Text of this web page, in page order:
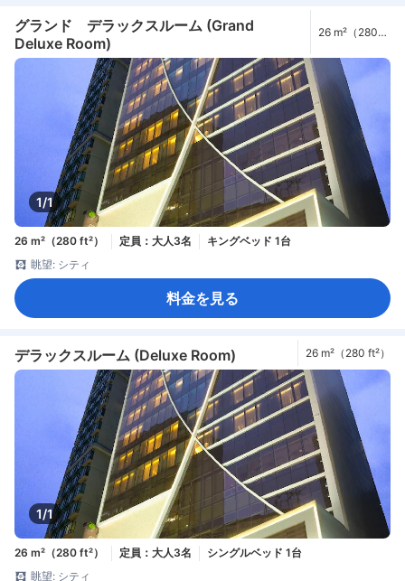
グランド デラックスルーム (Grand
Deluxe Room)
26 m²（280
1/1
26 m²（280 ft²） 定員：大人3名
キングベッド 1台
眺望: シティ
料金を見る
デラックスルーム (Deluxe Room) 26 m²（280 ft²）
1/1
26 m²（280 ft²） 定員：大人3名
シングルベッド 1台
眺望: シティ